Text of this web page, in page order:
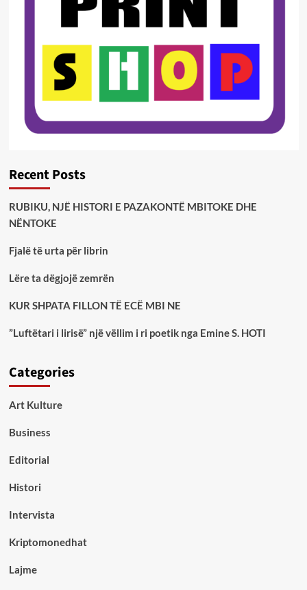
Recent Posts
RUBIKU, NJË HISTORI E PAZAKONTË MBITOKE DHE
NËNTOKE
Fjalë të urta për librin
Lëre ta dëgjojë zemrën
KUR SHPATA FILLON TË ECË MBI NE
”Luftëtari i lirisë” një vëllim i ri poetik nga Emine S. HOTI
Categories
Art Kulture
Business
Editorial
Histori
Intervista
Kriptomonedhat
Lajme